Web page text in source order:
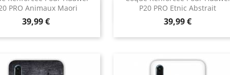
PRO Animaux Maori
Prix
39,99 €
Aperçu rapide
P20 PRO Etnic Abstrait
Prix
39,99 €
Aperçu rapide